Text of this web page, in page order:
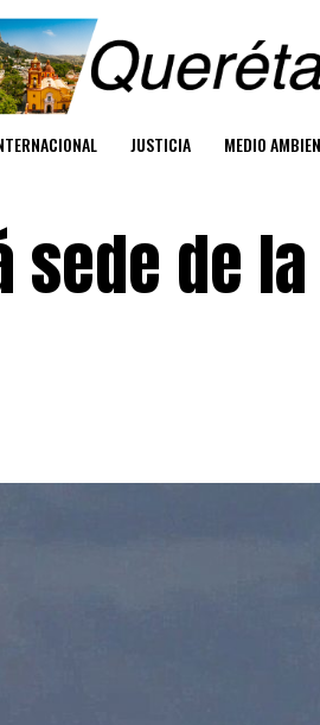
JUSTICIA MEDIO
sede de